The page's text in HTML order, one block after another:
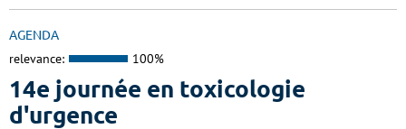
AGENDA
relevance: 100%
14e journée en toxicologie
d'urgence